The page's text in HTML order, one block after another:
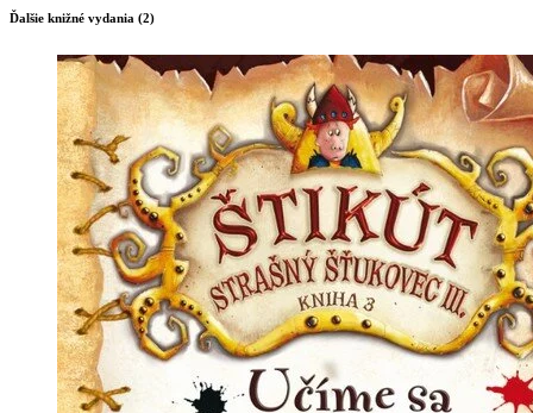
Ďalšie knižné vydania (2)